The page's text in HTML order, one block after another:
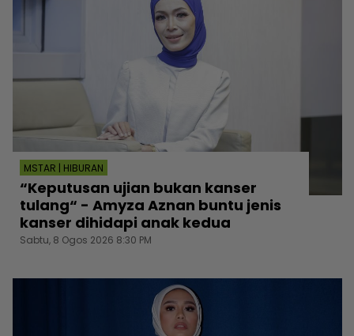
MSTAR | HIBURAN
“Keputusan ujian bukan kanser
tulang“ - Amyza Aznan buntu jenis
kanser dihidapi anak kedua
Sabtu, 8 Ogos 2026 8:30 PM